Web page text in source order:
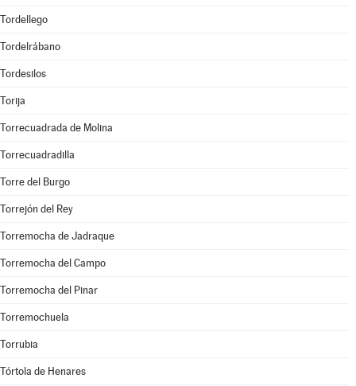
Tordellego
Tordelrábano
Tordesilos
Torija
Torrecuadrada de Molina
Torrecuadradilla
Torre del Burgo
Torrejón del Rey
Torremocha de Jadraque
Torremocha del Campo
Torremocha del Pinar
Torremochuela
Torrubia
Tórtola de Henares